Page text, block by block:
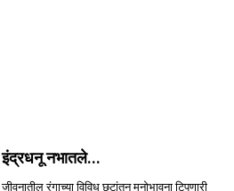
इंद्रधनू नभातले...
जीवनातील रंगाच्या विविध छटांतून मनोभावना टिपणारी